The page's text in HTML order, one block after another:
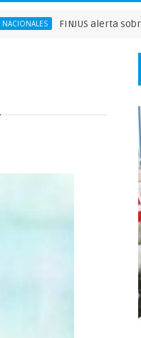
FINJUS alerta sobre